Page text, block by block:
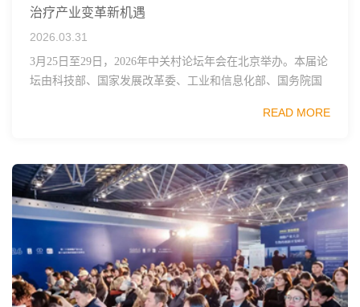
治疗产业变革新机遇
2026.03.31
3月25日至29日，2026年中关村论坛年会在北京举办。本届论
坛由科技部、国家发展改革委、工业和信息化部、国务院国
READ MORE